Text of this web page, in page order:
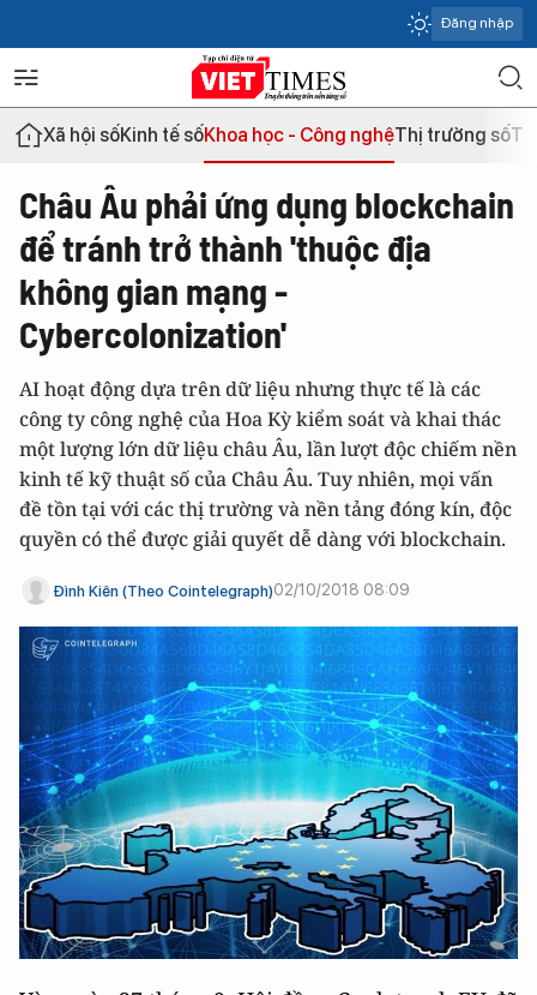
Đăng nhập
Xã hội sốKinh tế sốKhoa học - Công nghệThị trường số
Châu Âu phải ứng dụng blockchain
để tránh trở thành 'thuộc địa
không gian mạng -
Cybercolonization'
AI hoạt động dựa trên dữ liệu nhưng thực tế là các
công ty công nghệ của Hoa Kỳ kiểm soát và khai thác
một lượng lớn dữ liệu châu Âu, lần lượt độc chiếm nền
kinh tế kỹ thuật số của Châu Âu. Tuy nhiên, mọi vấn
đề tồn tại với các thị trường và nền tảng đóng kín, độc
quyền có thể được giải quyết dễ dàng với blockchain.
Đình Kiên (Theo Cointelegraph)02/10/2018 08:09